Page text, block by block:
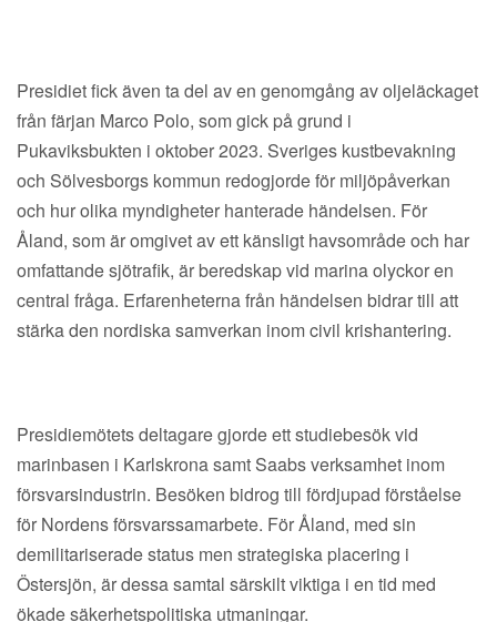
Presidiet fick även ta del av en genomgång av oljeläckaget
från färjan Marco Polo, som gick på grund i
Pukaviksbukten i oktober 2023. Sveriges kustbevakning
och Sölvesborgs kommun redogjorde för miljöpåverkan
och hur olika myndigheter hanterade händelsen. För
Åland, som är omgivet av ett känsligt havsområde och har
omfattande sjötrafik, är beredskap vid marina olyckor en
central fråga. Erfarenheterna från händelsen bidrar till att
stärka den nordiska samverkan inom civil krishantering.
Presidiemötets deltagare gjorde ett studiebesök vid
marinbasen i Karlskrona samt Saabs verksamhet inom
försvarsindustrin. Besöken bidrog till fördjupad förståelse
för Nordens försvarssamarbete. För Åland, med sin
demilitariserade status men strategiska placering i
Östersjön, är dessa samtal särskilt viktiga i en tid med
ökade säkerhetspolitiska utmaningar.